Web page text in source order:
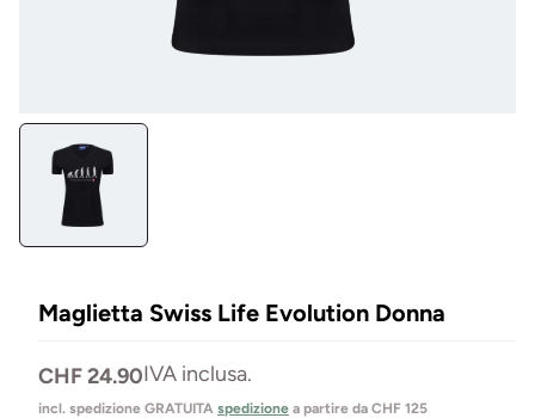
Aprire
media
Maglietta Swiss Life Evolution Donna
Prezzo
normale
CHF 24.90IVA inclusa.
incl. spedizione GRATUITA spedizione a partire da CHF 125